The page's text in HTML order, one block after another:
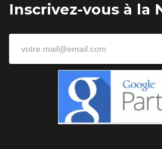
Inscrivez-vous à la